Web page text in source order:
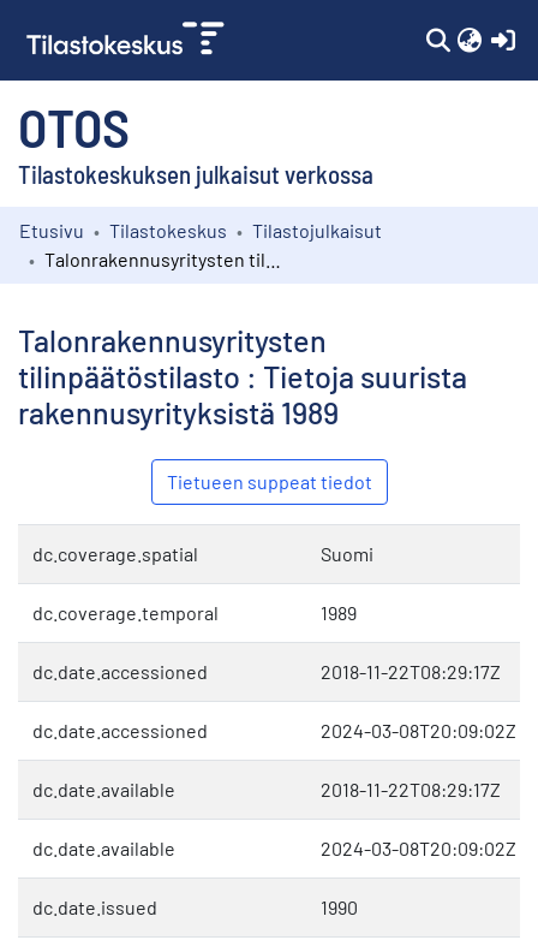
OTOS
Tilastokeskuksen julkaisut verkossa
Kokoelmat
Etusivu Tilastokeskus
Tilastojulkaisut
Talonrakennusyritysten
tilinpäätöstilasto : Tietoja suurista
rakennusyrityksistä 1989
Tietueen suppeat tiedot
dc.coverage.spatial Suomi
dc.coverage.temporal 1989
dc.date.accessioned 2018-11-22T08:29:17Z
dc.date.accessioned 2024-03-08T20:09:02Z
dc.date.available 2018-11-22T08:29:17Z
dc.date.available 2024-03-08T20:09:02Z
dc.date.issued 1990